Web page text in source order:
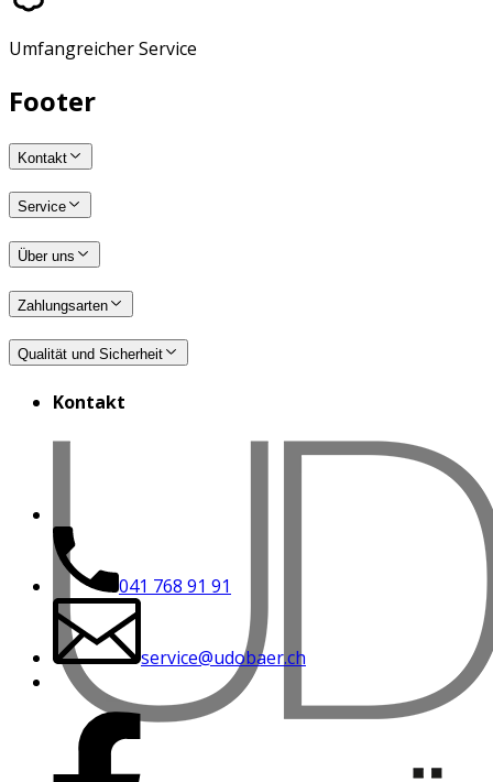
Umfangreicher Service
Footer
Kontakt
Service
Über uns
Zahlungsarten
Qualität und Sicherheit
Kontakt
041 768 91 91
service@udobaer.ch